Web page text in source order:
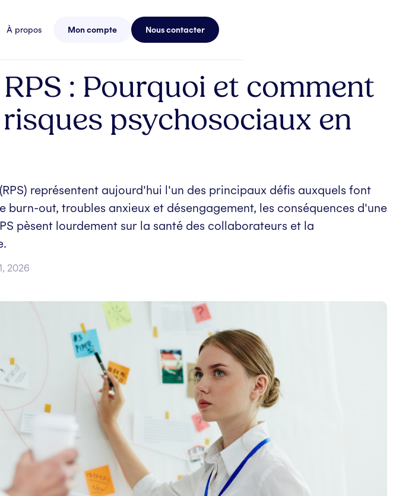
À propos Mon compte Nous contacter
: Pourquoi et comment
psychosociaux en
représentent aujourd'hui l'un des principaux défis auxquels font
burn-out, troubles anxieux et désengagement, les conséquences d'une
pèsent lourdement sur la santé des collaborateurs et la
2026